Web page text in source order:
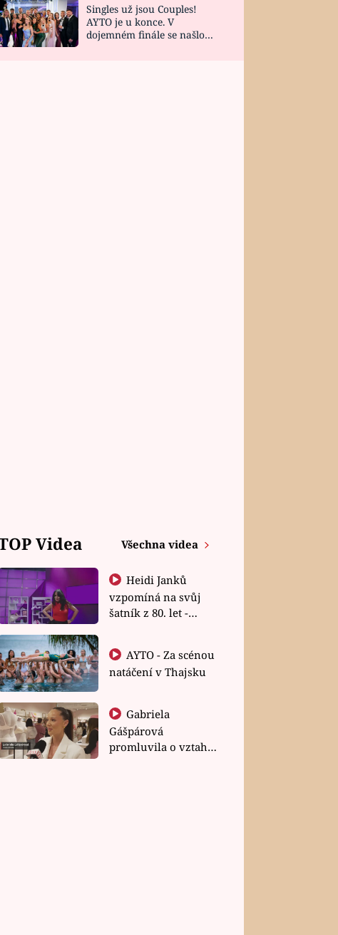
Singles už jsou Couples!
AYTO je u konce. V
dojemném finále se našlo
Videa Všechna videa
Heidi Janků
vzpomíná na svůj
šatník z 80. let -
natáčení v Thajsku
Gabriela
Gášpárová
promluvila o vztahu